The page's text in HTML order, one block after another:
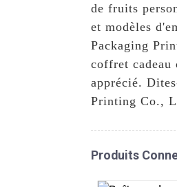
de fruits
et modèles
Packaging
coffret cadeau
apprécié.
Printing Co.,
Produits